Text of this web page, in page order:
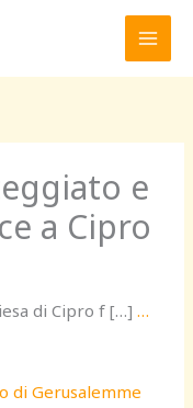
e
a Cipro
di Cipro f […]…
di Gerusalemme